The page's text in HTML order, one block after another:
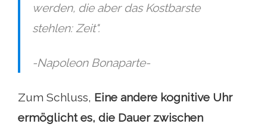
werden, die aber das Kostbarste
stehlen: Zeit".
-Napoleon Bonaparte-
Zum Schluss, Eine andere kognitive Uhr
ermöglicht es, die Dauer zwischen